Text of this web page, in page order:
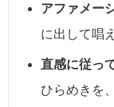
アファメー
に出して唱
直感に従っ
ひらめきを